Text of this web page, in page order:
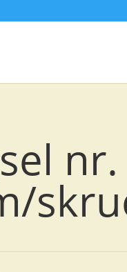
Products
nr.